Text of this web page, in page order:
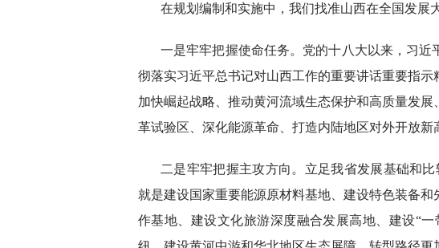
在规划编制和实施中，我们找准山西在全国发展
一是牢牢把握使命任务。党的十八大以来，习
彻落实习近平总书记对山西工作的重要讲话重要指
加快崛起战略、推动黄河流域生态保护和高质量发
革试验区、深化能源革命、打造内陆地区对外开放新
二是牢牢把握主攻方向。立足我省发展基础和
就是建设国家重要能源原材料基地、建设特色装备
作基地、建设文化旅游深度融合发展高地、建设“